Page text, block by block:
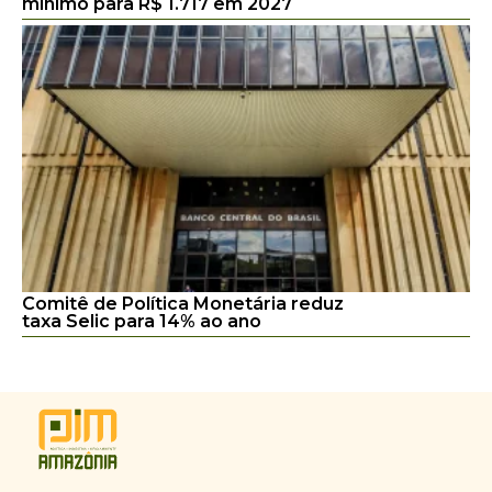
Comitê de Política Monetária reduz
taxa Selic para 14% ao ano